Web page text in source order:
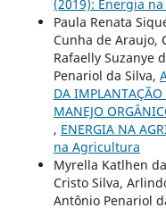
(2019): Energia
Paula Renata
Cunha de Araujo,
Rafaelly Suzanye
Penariol da Silva,
DA
MANEJO
, ENERGIA NA
na Agricultura
Myrella Katlhen
Cristo Silva,
Antônio Penariol